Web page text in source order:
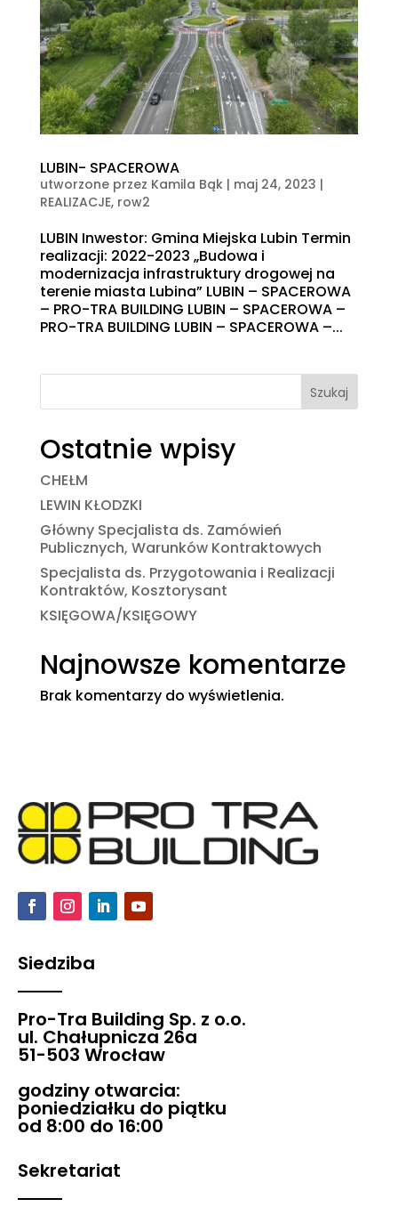
LUBIN- SPACEROWA
utworzone przez Kamila Bąk| maj 24, 2023 |
REALIZACJE, row2
LUBIN Inwestor: Gmina Miejska Lubin Termin
realizacji: 2022-2023 „Budowa i
modernizacja infrastruktury drogowej na
terenie miasta Lubina” LUBIN – SPACEROWA
– PRO-TRA BUILDING LUBIN – SPACEROWA –
PRO-TRA BUILDING LUBIN – SPACEROWA –...
Szukaj
Ostatnie wpisy
CHEŁM
LEWIN KŁODZKI
Główny Specjalista ds. Zamówień
Publicznych, Warunków Kontraktowych
Specjalista ds. Przygotowania i Realizacji
Kontraktów, Kosztorysant
KSIĘGOWA/KSIĘGOWY
Najnowsze komentarze
Brak komentarzy do wyświetlenia.
Siedziba
Pro-Tra Building Sp. z o.o.
ul. Chałupnicza 26a
51-503 Wrocław
godziny otwarcia:
poniedziałku do piątku
od 8:00 do 16:00
Sekretariat